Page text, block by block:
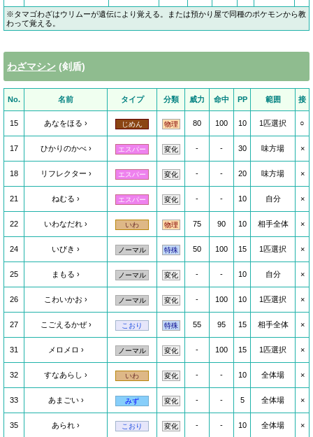
※タマゴわざはウリムーが遺伝により覚える。または預かり屋で同種のポケモンから教
わって覚える。
わざマシン (剣盾)
No. 名前 タイプ 分類 威力 命中 PP 範囲 接
15 あなをほる じめん 物理 80 100 10 1匹選択 ○
17 ひかりのかべ エスパー 変化 - - 30 味方場 ×
18 リフレクター エスパー 変化 - - 20 味方場 ×
21 ねむる エスパー 変化 - - 10 自分 ×
22 いわなだれ いわ 物理 75 90 10 相手全体 ×
24 いびき ノーマル 特殊 50 100 15 1匹選択 ×
25 まもる ノーマル 変化 - - 10 自分 ×
26 こわいかお ノーマル 変化 - 100 10 1匹選択 ×
27 こごえるかぜ こおり 特殊 55 95 15 相手全体 ×
31 メロメロ ノーマル 変化 - 100 15 1匹選択 ×
32 すなあらし いわ 変化 - - 10 全体場 ×
33 あまごい みず 変化 - - 5 全体場 ×
35 あられ こおり 変化 - - 10 全体場 ×